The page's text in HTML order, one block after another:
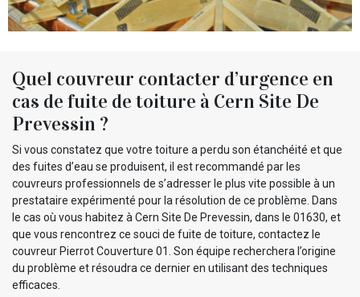
Quel couvreur contacter d’urgence en
cas de fuite de toiture à Cern Site De
Prevessin ?
Si vous constatez que votre toiture a perdu son étanchéité et que
des fuites d’eau se produisent, il est recommandé par les
couvreurs professionnels de s’adresser le plus vite possible à un
prestataire expérimenté pour la résolution de ce problème. Dans
le cas où vous habitez à Cern Site De Prevessin, dans le 01630, et
que vous rencontrez ce souci de fuite de toiture, contactez le
couvreur Pierrot Couverture 01. Son équipe recherchera l’origine
du problème et résoudra ce dernier en utilisant des techniques
efficaces.